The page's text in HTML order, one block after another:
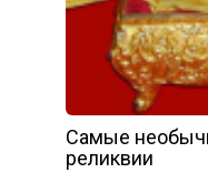
Самые
реликвии